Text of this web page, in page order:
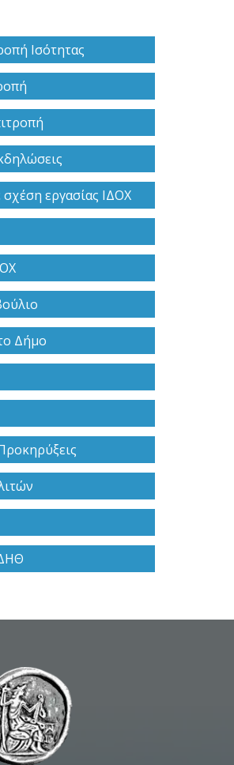
Ισότητας
εργασίας ΙΔΟΧ
Δήμο